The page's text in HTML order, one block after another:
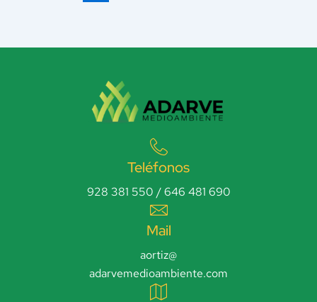
Teléfonos
928 381 550 / 646 481 690
Mail
aortiz@
adarvemedioambiente.com